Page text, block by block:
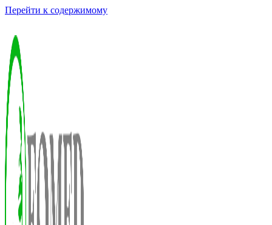
Перейти к содержимому